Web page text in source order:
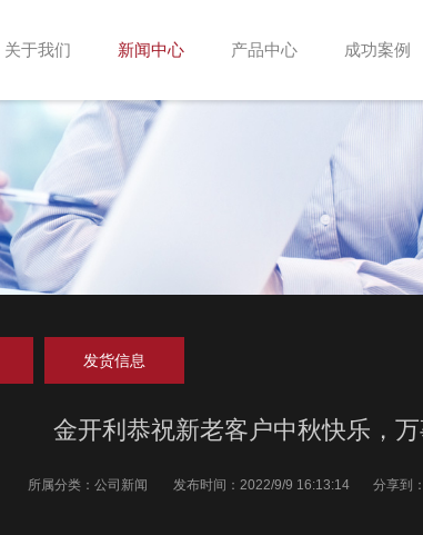
关于我们 新闻中心 产品中心 成功案例
发货信息
金开利恭祝新老客户中秋快乐，万
所属分类： 公司新闻 发布时间： 2022/9/9 16:13:14 分享到：